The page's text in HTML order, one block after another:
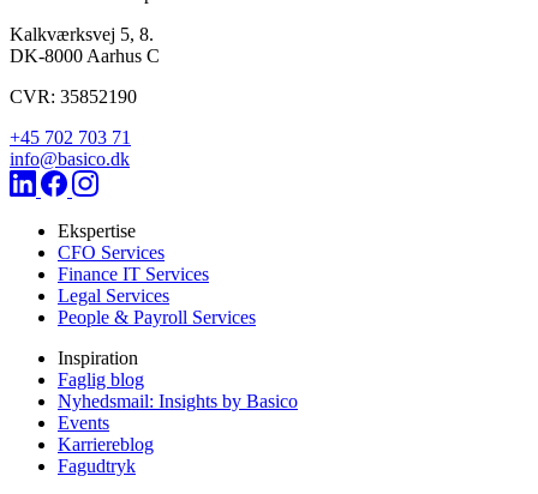
Kalkværksvej 5, 8.
DK-8000 Aarhus C
CVR: 35852190
+45 702 703 71
info@basico.dk
Ekspertise
CFO Services
Finance IT Services
Legal Services
People & Payroll Services
Inspiration
Faglig blog
Nyhedsmail: Insights by Basico
Events
Karriereblog
Fagudtryk